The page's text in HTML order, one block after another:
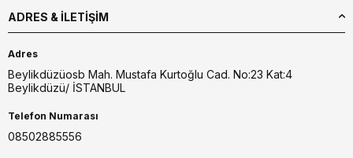
ADRES & İLETIŞIM
Adres
Beylikdüzüosb Mah. Mustafa Kurtoğlu Cad. No:23 Kat:4
Beylikdüzü/ İSTANBUL
Telefon Numarası
08502885556